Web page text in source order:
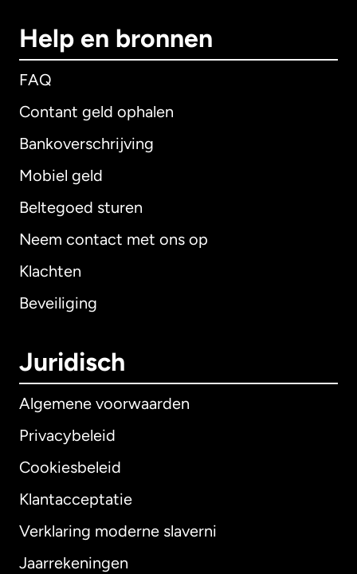
Help en bronnen
FAQ
Contant geld ophalen
Bankoverschrijving
Mobiel geld
Beltegoed sturen
Neem contact met ons op
Klachten
Beveiliging
Juridisch
Algemene voorwaarden
Privacybeleid
Cookiesbeleid
Klantacceptatie
Verklaring moderne slaverni
Jaarrekeningen
Internationaal English